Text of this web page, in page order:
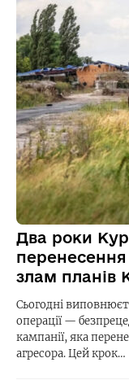
Два роки
злам планів
Сьогодні
операції —
кампанії, яка
агресора. Цей крок…